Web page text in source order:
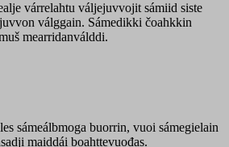
várrelahtu váljejuvvojit sámiid siste
válggain. Sámedikki čoahkkin
mearridanválddi.
sámeálbmoga buorrin, vuoi sámegielain
maiddái boahttevuođas.